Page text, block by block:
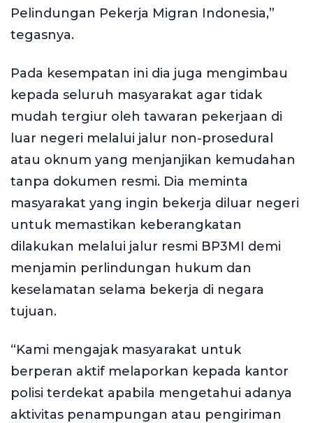
Pelindungan Pekerja Migran Indonesia,”
tegasnya.
Pada kesempatan ini dia juga mengimbau
kepada seluruh masyarakat agar tidak
mudah tergiur oleh tawaran pekerjaan di
luar negeri melalui jalur non-prosedural
atau oknum yang menjanjikan kemudahan
tanpa dokumen resmi. Dia meminta
masyarakat yang ingin bekerja diluar negeri
untuk memastikan keberangkatan
dilakukan melalui jalur resmi BP3MI demi
menjamin perlindungan hukum dan
keselamatan selama bekerja di negara
tujuan.
“Kami mengajak masyarakat untuk
berperan aktif melaporkan kepada kantor
polisi terdekat apabila mengetahui adanya
aktivitas penampungan atau pengiriman